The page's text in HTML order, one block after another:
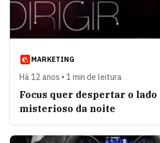
MARKETING
Há 12 anos • 1 min de leitura
Focus quer despertar o lado
misterioso da noite